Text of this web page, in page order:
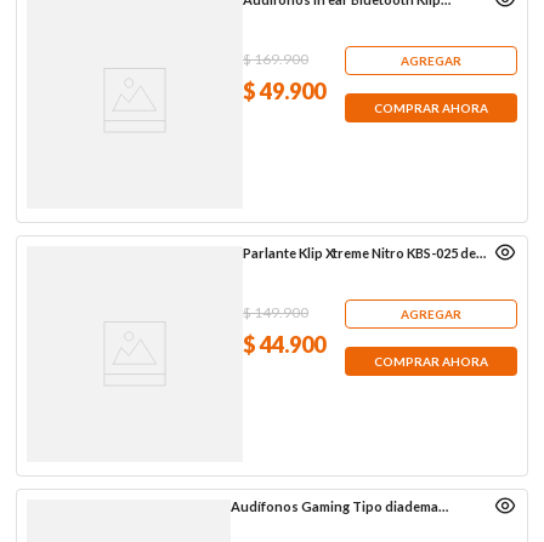
$169.900
$49.900
AGREGAR
COMPRAR AHORA
Parlante Klip Xtreme Nitro KBS-025 de 6
$149.900
$44.900
AGREGAR
COMPRAR AHORA
Audífonos Gaming Tipo diadema